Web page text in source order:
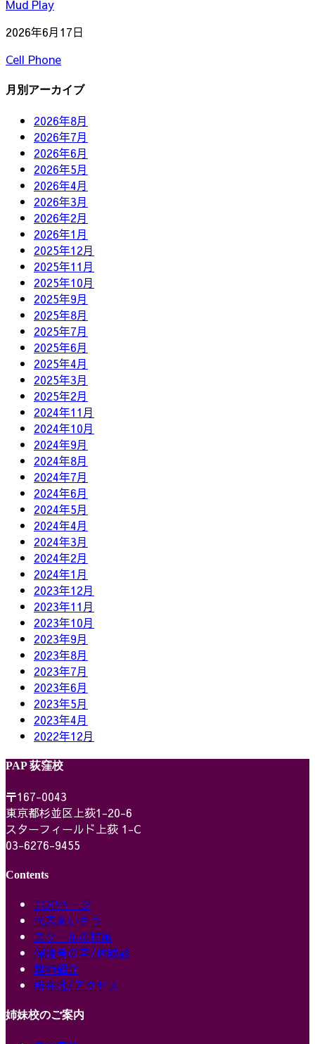
Mud Play
2026年6月17日
Cell Phone
月別アーカイブ
2026年8月
2026年7月
2026年6月
2026年5月
2026年4月
2026年3月
2026年2月
2026年1月
2025年12月
2025年11月
2025年10月
2025年9月
2025年8月
2025年7月
2025年6月
2025年4月
2025年3月
2025年2月
2024年11月
2024年10月
2024年9月
2024年8月
2024年7月
2024年6月
2024年5月
2024年4月
2024年3月
2024年2月
2024年1月
2023年12月
2023年11月
2023年10月
2023年9月
2023年8月
2023年7月
2023年6月
2023年5月
2023年4月
2022年12月
PAP 荻窪校
〒167-0043
東京都杉並区上荻1-20-6
スターフィールド上荻 1-C
03-6276-9455
Contents
TOPページ
代表あいさつ
スクールの特徴
保護者の声/体験談
講師紹介
所在地/アクセス
姉妹校のご案内